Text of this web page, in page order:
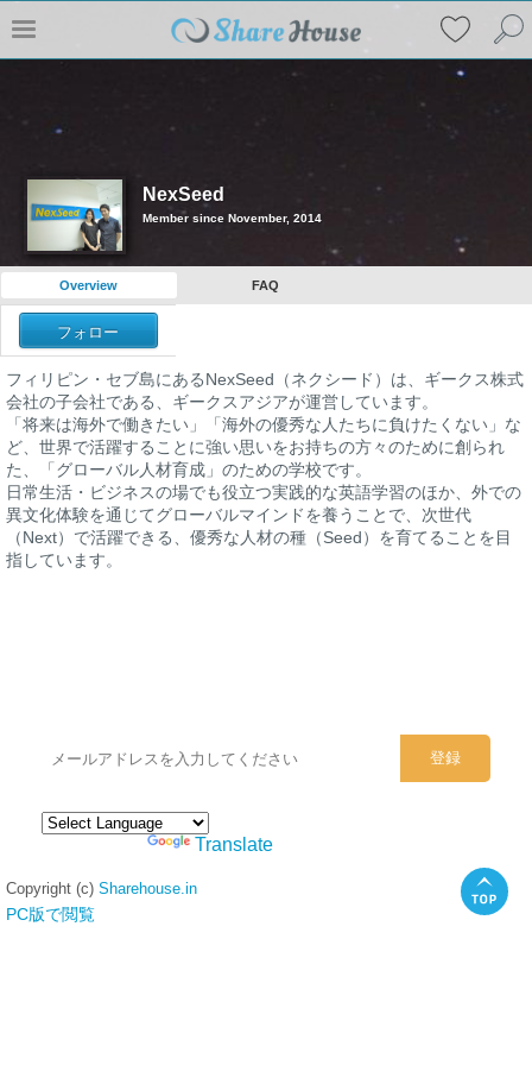
NexSeed
Member since November, 2014
Overview FAQ
フォロー
フィリピン・セブ島にあるNexSeed（ネクシード）は、ギークス株式
会社の子会社である、ギークスアジアが運営しています。
「将来は海外で働きたい」「海外の優秀な人たちに負けたくない」な
ど、世界で活躍することに強い思いをお持ちの方々のために創られ
た、「グローバル人材育成」のための学校です。
日常生活・ビジネスの場でも役立つ実践的な英語学習のほか、外での
異文化体験を通じてグローバルマインドを養うことで、次世代
（Next）で活躍できる、優秀な人材の種（Seed）を育てることを目
指しています。
Translate
Copyright (c) Sharehouse.in
PC版で閲覧